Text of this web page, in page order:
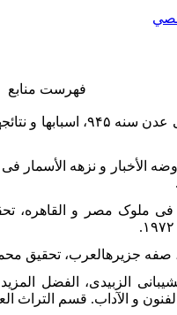
فهرست منابع
الأخبار و نزهه
فی ملوک مصر و القاهره،
الزبیدی، الفضل
و الآداب. قسم التراث